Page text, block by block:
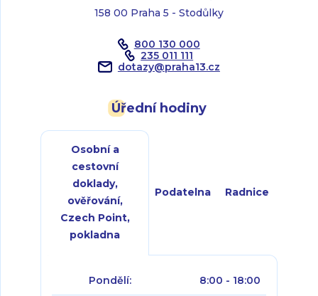
158 00 Praha 5 - Stodůlky
800 130 000
235 011 111
dotazy@praha13.cz
Úřední hodiny
Osobní a
cestovní
doklady,
ověřování,
Czech Point,
pokladna
Podatelna Radnice
Pondělí: 8:00 - 18:00